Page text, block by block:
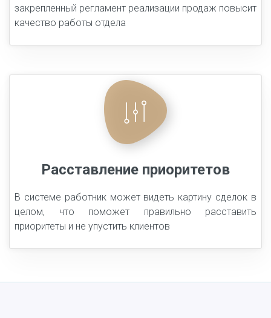
закрепленный регламент реализации продаж повысит
качество работы отдела
Расставление приоритетов
В системе работник может видеть картину сделок в
целом, что поможет правильно расставить
приоритеты и не упустить клиентов